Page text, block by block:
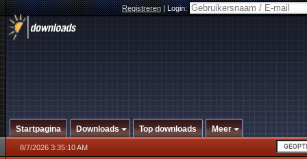
Registreren|Login:
Startpagina Downloads Top downloads Meer
8/7/2026 3:35:10 AM